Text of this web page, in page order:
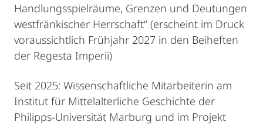
Handlungsspielräume, Grenzen und Deutungen
westfränkischer Herrschaft“ (erscheint im Druck
voraussichtlich Frühjahr 2027 in den Beiheften
der Regesta Imperii)
Seit 2025: Wissenschaftliche Mitarbeiterin am
Institut für Mittelalterliche Geschichte der
Philipps-Universität Marburg und im Projekt